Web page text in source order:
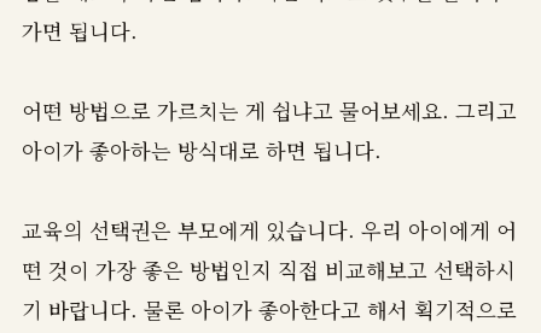
가면 됩니다.
어떤 방법으로 가르치는 게 쉽냐고 물어보세요. 그리고
아이가 좋아하는 방식대로 하면 됩니다.
교육의 선택권은 부모에게 있습니다. 우리 아이에게 어
떤 것이 가장 좋은 방법인지 직접 비교해보고 선택하시
기 바랍니다. 물론 아이가 좋아한다고 해서 획기적으로